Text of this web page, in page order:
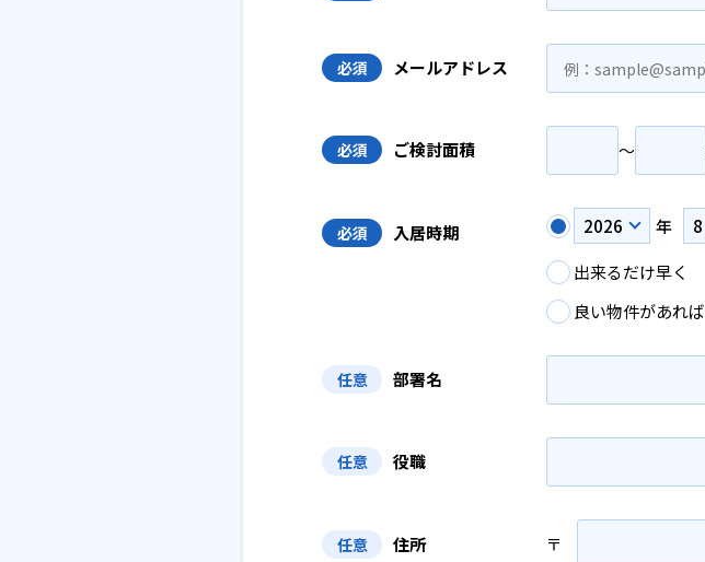
必須 メールアドレス
必須 ご検討面積 〜
必須 入居時期 年
出来るだけ早く
良い物件があれば
任意 部署名
任意 役職
任意 住所 〒